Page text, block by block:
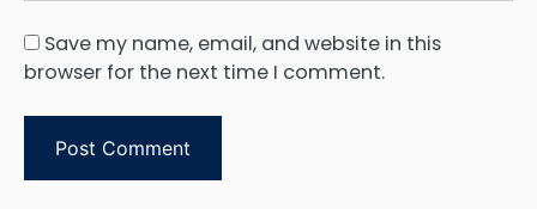
Save my name, email, and website in this
browser for the next time I comment.